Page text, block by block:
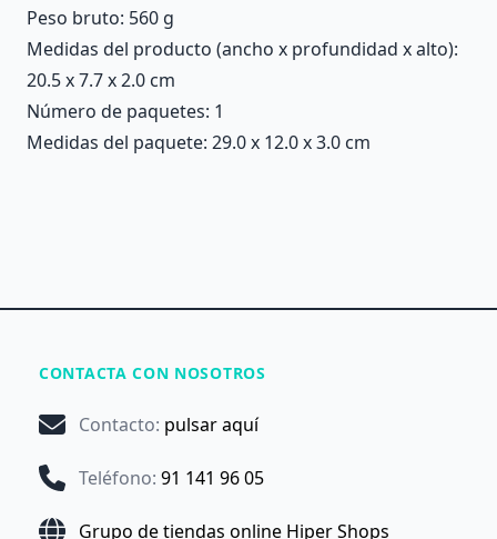
Peso bruto: 560 g
Medidas del producto (ancho x profundidad x alto):
20.5 x 7.7 x 2.0 cm
Número de paquetes: 1
Medidas del paquete: 29.0 x 12.0 x 3.0 cm
CONTACTA CON NOSOTROS
Contacto: pulsar aquí
Teléfono: 91 141 96 05
Grupo de tiendas online Hiper Shops